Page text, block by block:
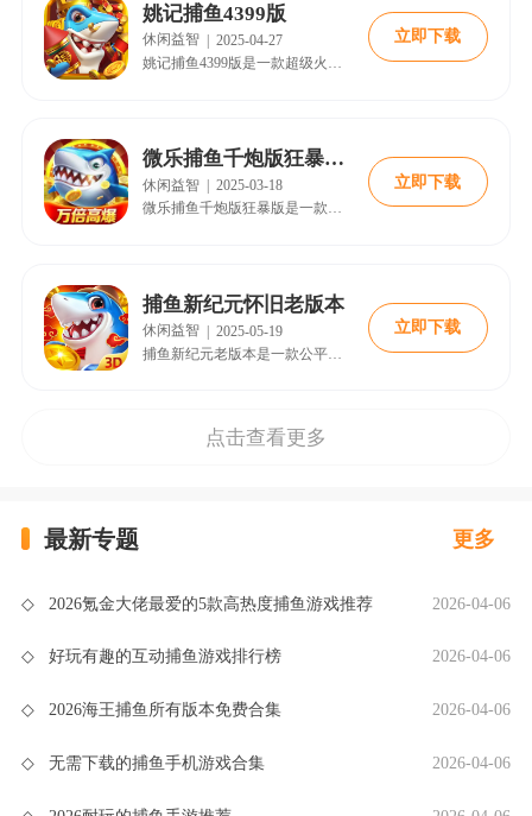
姚记捕鱼4399版
休闲益智 | 2025-04-27
姚记捕鱼4399版是一款超级火爆的手机捕鱼游戏，在这个版本中可以享受4399平台专属新人礼包，包含大量金币钻石随意使用，自由体验高倍率炮台，各种弹头随意选择，尽情享受捕鱼乐趣。
立即下载
微乐捕鱼千炮版狂暴版v3.9.7
休闲益智
2025-03-18
微乐捕鱼千炮版狂暴版是一款深受玩家喜爱的捕鱼游戏，以其精美的画面、丰富的玩法和刺激的体验吸引了大量用户。本文将详细介绍微乐捕鱼千炮版狂暴版的游戏特色、亮点、用户评价以及最新资讯，帮助玩家更好地了解这款游戏。同时，文章末尾还提供了游戏下载的详细步骤，方便玩家快速体验。
立即下载
捕鱼新纪元怀旧老版本
休闲益智 | 2025-05-19
立即下载
点击查看更多
最新专题 更多
◇ 2026氪金大佬最爱的5款高热度捕鱼游戏推荐 2026-04-06
◇ 好玩有趣的互动捕鱼游戏排行榜 2026-04-06
◇ 2026海王捕鱼所有版本免费合集 2026-04-06
◇ 无需下载的捕鱼手机游戏合集 2026-04-06